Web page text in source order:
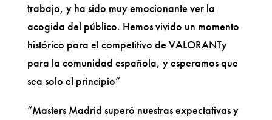
trabajo, y ha sido muy emocionante ver la
acogida del público. Hemos vivido un momento
histórico para el competitivo de VALORANTy
para la comunidad española, y esperamos que
sea solo el principio”
“Masters Madrid superó nuestras expectativas y